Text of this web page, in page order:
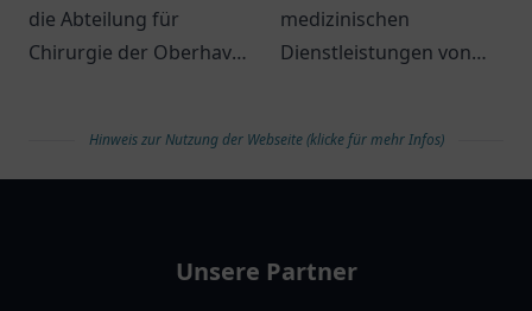
Hand- und
Wiederherstellungschirurgie
die Abteilung für
Chirurgie der Oberhavel
Behandlung in
Orthopädie und
medizinischen
Dienstleistungen von
genießen Sie
persönliche Betreuung.
Hinweis zur Nutzung der Webseite (klicke für mehr Infos)
Unsere Partner